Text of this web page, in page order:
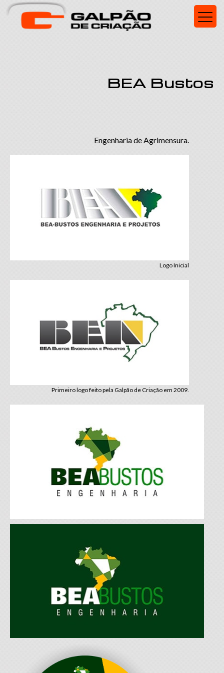
BEA Bustos
Engenharia de Agrimensura.
Logo Inicial
Primeiro logo feito pela Galpão de Criação em 2009.